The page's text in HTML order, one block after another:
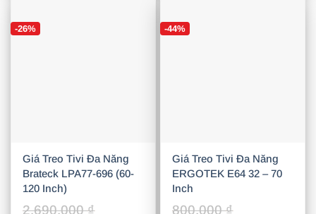
400.000 ₫.
390.000 ₫.
-26%
Giá Treo Tivi Đa Năng
Brateck LPA77-696 (60-
120 Inch)
2.690.000₫
-44%
Giá Treo Tivi Đa Năng
ERGOTEK E64 32 – 70
Inch
800.000₫